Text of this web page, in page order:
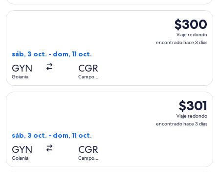
$300
Viaje
redondo,
$300
Viaje redondo
encontrado hace 3 días
sáb, 3 oct. - dom, 11 oct.
GYN
Goiania
CGR
Campo
Seleccionar vuelo de Azul, con salida el sáb, 3 oct. desde
$301
Viaje
redondo,
$301
Viaje redondo
encontrado hace 3 días
sáb, 3 oct. - dom, 11 oct.
GYN
Goiania
CGR
Campo
Seleccionar vuelo de Azul, con salida el sáb, 3 oct. desde